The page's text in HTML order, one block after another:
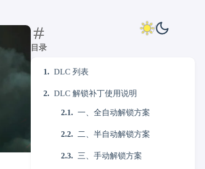
目录
DLC 列表
DLC 解锁补丁使用说明
一、全自动解锁方案
二、半自动解锁方案
三、手动解锁方案